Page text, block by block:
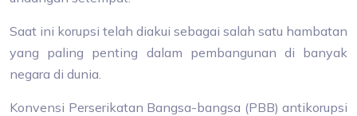
Saat ini korupsi telah diakui sebagai salah satu hambatan
yang paling penting dalam pembangunan di banyak
negara di dunia.
Konvensi Perserikatan Bangsa-bangsa (PBB) antikorupsi